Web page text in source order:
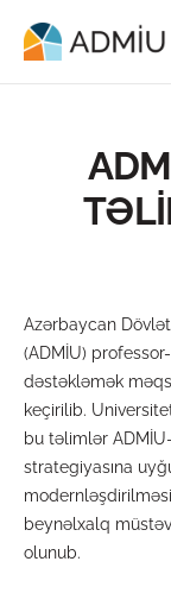
Universitet
Tədbirlər
Universitet
ADMIU Sİ
eMağaza
Azərbaycan
(ADMİU)
dəstəkləmək
keçirilib.
bu təlimlər
strategiyasına
beynəlxalq
olunub.